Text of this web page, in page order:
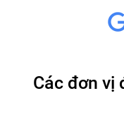
Các đơn vị